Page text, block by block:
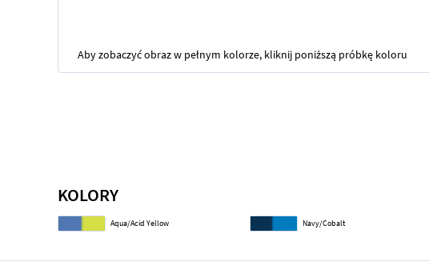
Aby zobaczyć obraz w pełnym kolorze, kliknij poniższą próbkę koloru
KOLORY
Aqua/Acid Yellow Navy/Cobalt